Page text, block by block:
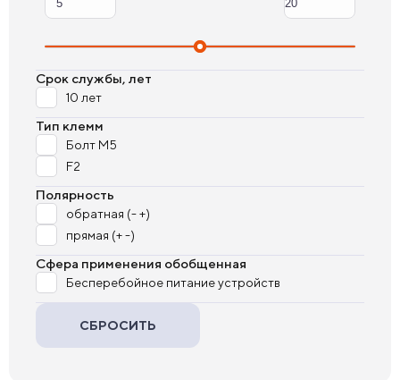
Срок службы, лет
10 лет
Тип клемм
Болт М5
F2
Полярность
обратная (- +)
прямая (+ -)
Сфера применения обобщенная
Бесперебойное питание устройств
СБРОСИТЬ